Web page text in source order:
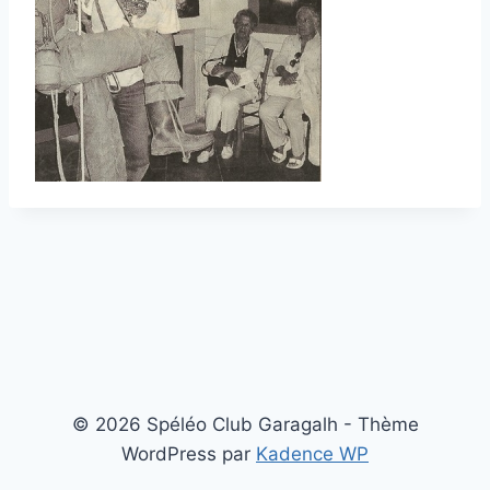
© 2026 Spéléo Club Garagalh - Thème
WordPress par Kadence WP